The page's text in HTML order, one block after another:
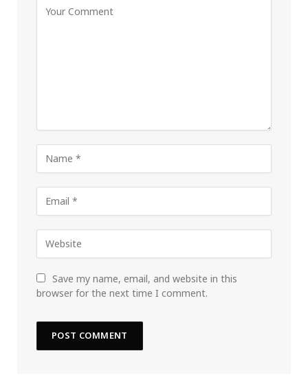
Save my name, email, and website in this
browser for the next time I comment.